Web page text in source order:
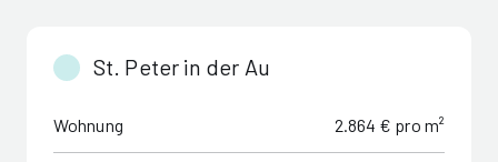
St. Peter in der Au
Wohnung 2.864 € pro m²